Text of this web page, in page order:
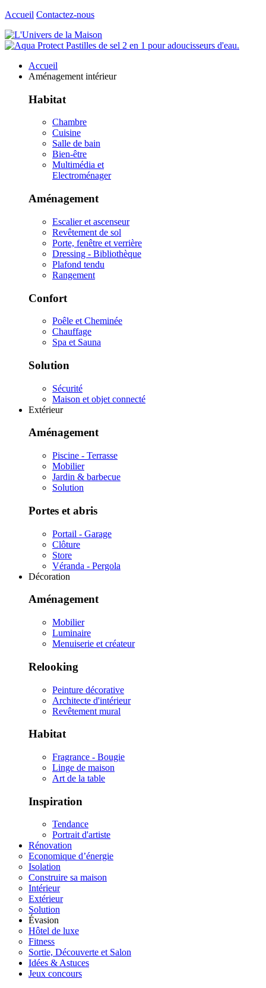
Accueil Contactez-nous
Accueil
Aménagement intérieur
Habitat
Chambre
Cuisine
Salle de bain
Bien-être
Multimédia et
Electroménager
Aménagement
Escalier et ascenseur
Revêtement de sol
Porte, fenêtre et verrière
Dressing - Bibliothèque
Plafond tendu
Rangement
Confort
Poêle et Cheminée
Chauffage
Spa et Sauna
Solution
Sécurité
Maison et objet connecté
Extérieur
Aménagement
Piscine - Terrasse
Mobilier
Jardin & barbecue
Solution
Portes et abris
Portail - Garage
Clôture
Store
Véranda - Pergola
Décoration
Aménagement
Mobilier
Luminaire
Menuiserie et créateur
Relooking
Peinture décorative
Architecte d'intérieur
Revêtement mural
Habitat
Fragrance - Bougie
Linge de maison
Art de la table
Inspiration
Tendance
Portrait d'artiste
Rénovation
Economique d’énergie
Isolation
Construire sa maison
Intérieur
Extérieur
Solution
Évasion
Hôtel de luxe
Fitness
Sortie, Découverte et Salon
Idées & Astuces
Jeux concours